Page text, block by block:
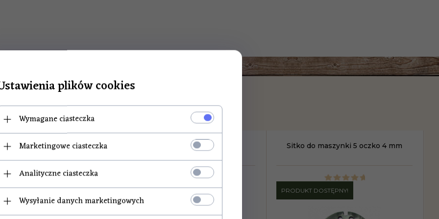
POLECAMY
do maszynki 5 Lejek do maszynki nr 10
PRODUKT DOSTĘPNY!
Sitko do maszynki 5 oczko 4 mm
PRODUKT DOSTĘPNY!
plików cookies
Wymagane ciasteczka
Marketingowe ciasteczka
Analityczne ciasteczka
Wysyłanie danych marketingowych